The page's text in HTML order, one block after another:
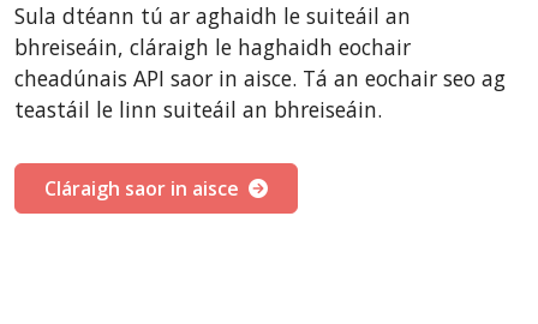
Sula dtéann tú ar aghaidh le suiteáil an
bhreiseáin, cláraigh le haghaidh eochair
cheadúnais API saor in aisce. Tá an eochair seo ag
teastáil le linn suiteáil an bhreiseáin.
Cláraigh saor in aisce